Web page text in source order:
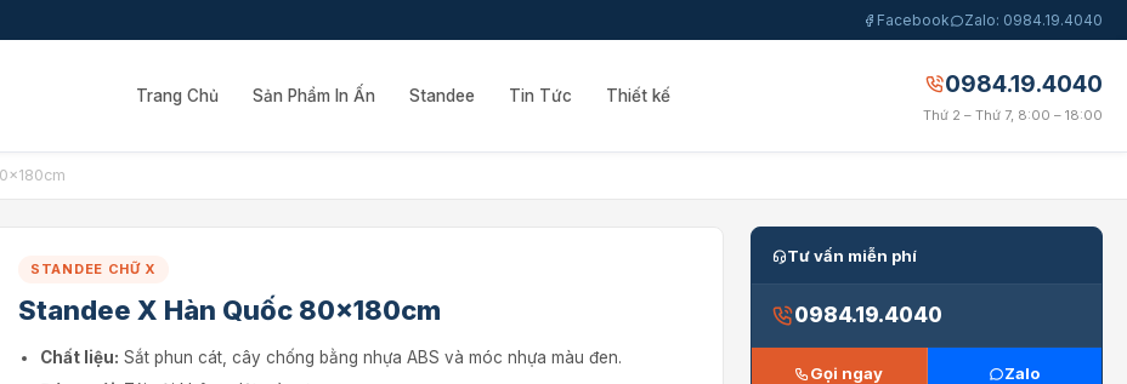
Facebook Zalo: 0984.19.4040
Trang Chủ Sản Phẩm In Ấn Standee Tin Tức Thiết kế 0984.19.4040
Thứ 2 – Thứ 7, 8:00 – 18:00
STANDEE CHỮ X
Standee X Hàn Quốc 80x180cm
Chất liệu: Sắt phun cát, cây chống bằng nhựa ABS và móc nhựa màu đen.
Tư vấn miễn phí
0984.19.4040
Gọi ngay Zalo